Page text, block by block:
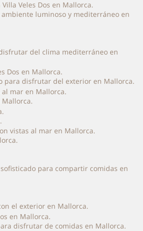
luminoso y mediterráneo en
del clima mediterráneo en
para disfrutar del exterior en Mallorca.
para compartir comidas en
el exterior en Mallorca.
disfrutar de comidas en Mallorca.